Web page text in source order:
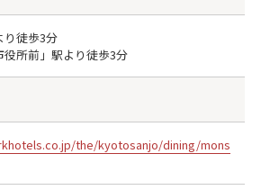
り徒歩3分
所前」駅より徒歩3分
the/kyotosanjo/dining/mons